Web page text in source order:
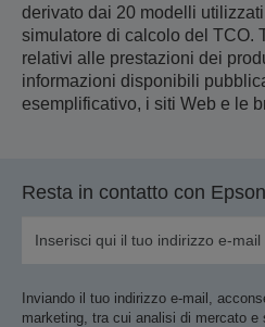
derivato dai 20 modelli
simulatore di calcolo del TCO.
relativi alle prestazioni dei
informazioni disponibili
esemplificativo, i siti Web e le
Resta in contatto con Epson
Inviando il tuo indirizzo e-mail,
marketing, tra cui analisi di mercato e